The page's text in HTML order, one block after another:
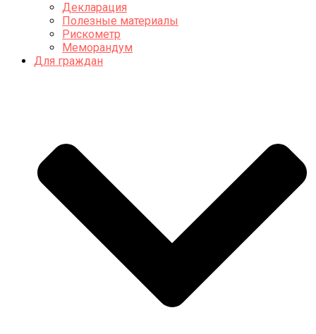
Декларация
Полезные материалы
Рискометр
Меморандум
Для граждан